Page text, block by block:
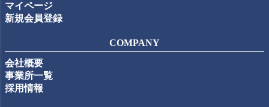
マイページ
新規会員登録
COMPANY
会社概要
事業所一覧
採用情報